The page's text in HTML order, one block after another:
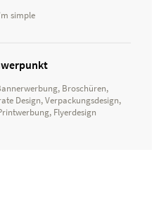
simple
Broschüren,
Design, Verpackungsdesign,
Flyerdesign